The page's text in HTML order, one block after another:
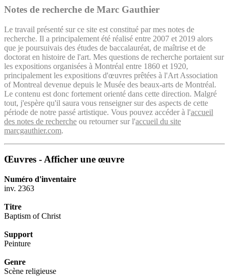
Notes de recherche de Marc Gauthier
Le travail présenté sur ce site est constitué par mes notes de
recherche. Il a principalement été réalisé entre 2007 et 2019 alors
que je poursuivais des études de baccalauréat, de maîtrise et de
doctorat en histoire de l'art. Mes questions de recherche portaient sur
les expositions organisées à Montréal entre 1860 et 1920,
principalement les expositions d'œuvres prêtées à l'Art Association
of Montreal devenue depuis le Musée des beaux-arts de Montréal.
Le contenu est donc fortement orienté dans cette direction. Malgré
tout, j'espère qu'il saura vous renseigner sur des aspects de cette
période de notre passé artistique. Vous pouvez accéder à l'accueil
des notes de recherche ou retourner sur l'accueil du site
marcgauthier.com.
Œuvres - Afficher une œuvre
Numéro d'inventaire
inv. 2363
Titre
Baptism of Christ
Support
Peinture
Genre
Scène religieuse